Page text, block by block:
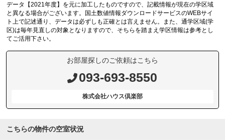
データ【2021年度】を元に加工したものですので、記載情報が現在の学区域
と異なる場合がございます。国土数値情報ダウンロードサービスのWEBサイ
ト上で記述通り、データは必ずしも正確とは言えません。また、通学区域(学
区)は毎年見直しの対象となりますので、そちらを踏まえ学区情報は参考とし
てご活用下さい。
お部屋探しのご依頼はこちら
093-693-8550
株式会社ハウス倶楽部
こちらの物件の空室状況